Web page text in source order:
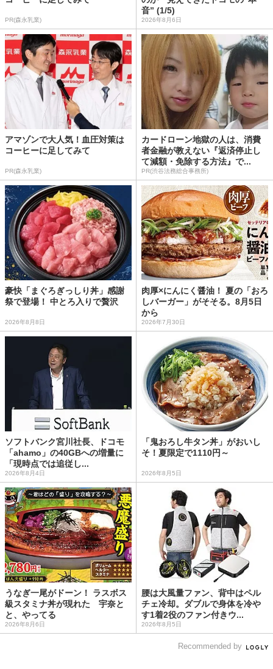
PR(森永乳業)
音” (1/5)
2026年8月6日
アマゾンで大人気！血圧対策は
コーヒーに足してみて
PR(森永乳業)
カードローン地獄の人は、消費
者金融が教えない『返済停止し
て減額・免除する方法』で...
PR(渋谷法務総合事務所)
豪快「まぐろぎっしり丼」感謝
祭で登場！ 中とろ入りで贅沢
2026年8月8日
肉厚×にんにく醤油！ 夏の「おろ
しバーガー」がそそる。8月5日
から
2026年7月30日
ソフトバンク宮川社長、ドコモ
「ahamo」の40GBへの増量に
「現時点では追従し...
2026年8月4日
「鬼おろし牛タン丼」がおいし
そ！夏限定で1110円～
2026年8月5日
うなぎ一尾がドーン！ ラスボス
級スタミナ丼が現れた 宇奈と
と、やってる
2026年8月6日
腰は大風量ファン、背中はペル
チェ冷却。ダブルで身体を冷や
す1着2役のファン付きウ...
2026年8月5日
Recommended by